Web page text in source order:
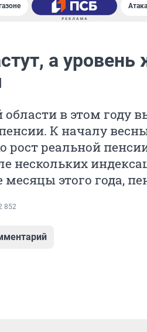
а уровень
области в этом году
К началу
рост реальной
нескольких
этого года,
852